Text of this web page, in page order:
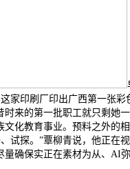
家印刷厂印出广西第一张彩
来的第一批职工就只剩她
化教育事业。预料之外的
试探。”覃柳青说，他正在
确保实正在素材为从、AI